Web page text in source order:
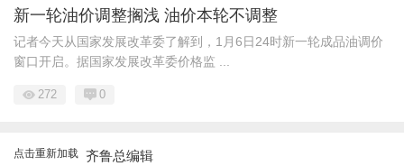
新一轮油价调整搁浅 油价本轮不调整
记者今天从国家发展改革委了解到，1月6日24时新一轮成品油调价
窗口开启。据国家发展改革委价格监 ...
272 0
点击重新加载 齐鲁总编辑